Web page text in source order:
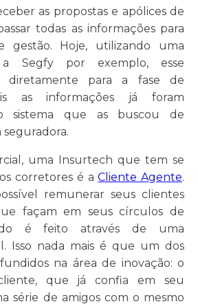
as propostas e apólices de
todas as informações para
gestão. Hoje, utilizando uma
Segfy por exemplo, esse
diretamente para a fase de
as informações já foram
sistema que as buscou de
seguradora.
uma Insurtech que tem se
corretores é aCliente Agente.
remunerar seus clientes
façam em seus círculos de
é feito através de uma
Isso nada mais é que um dos
na área de inovação: o
que já confia em seu
série de amigos com o mesmo